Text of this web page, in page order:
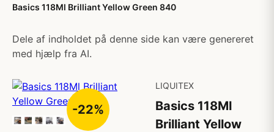
Basics 118Ml Brilliant Yellow Green 840
Dele af indholdet på denne side kan være genereret
med hjælp fra AI.
-22%
LIQUITEX
Basics 118Ml
Brilliant Yellow